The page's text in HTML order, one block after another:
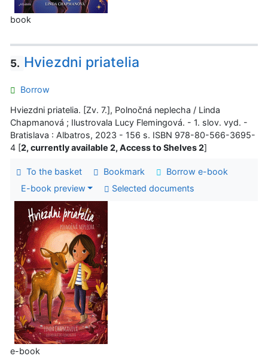
book
5. Hviezdni priatelia
Borrow
Hviezdni priatelia. [Zv. 7.], Polnočná neplecha / Linda
Chapmanová ; Ilustrovala Lucy Flemingová. - 1. slov. vyd. -
Bratislava : Albatros, 2023 - 156 s. ISBN 978-80-566-3695-
4 [2, currently available 2, Access to Shelves 2]
To the basket Bookmark
Borrow e-book
E-book preview
Selected documents
e-book